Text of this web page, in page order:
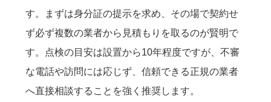
す。まずは身分証の提示を求め、その場で契約せ
ず必ず複数の業者から見積もりを取るのが賢明で
す。点検の目安は設置から10年程度ですが、不審
な電話や訪問には応じず、信頼できる正規の業者
へ直接相談することを強く推奨します。